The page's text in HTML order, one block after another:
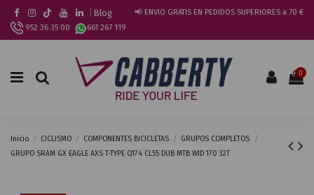
Blog
📢 ENVIO GRATIS EN PEDIDOS SUPERIORES a 70 €
952 36 35 00
661 267 119
0
Inicio CICLISMO COMPONENTES BICICLETAS
GRUPOS COMPLETOS
GRUPO SRAM GX EAGLE AXS T-TYPE Q174 CL55 DUB MTB WID 170 32T